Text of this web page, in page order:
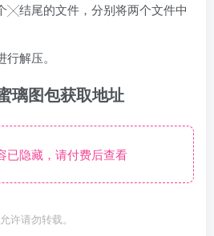
╳结尾的文件，分别将两个文件中
解压。
璃图包获取地址
隐藏，请付费后查看
许请勿转载。